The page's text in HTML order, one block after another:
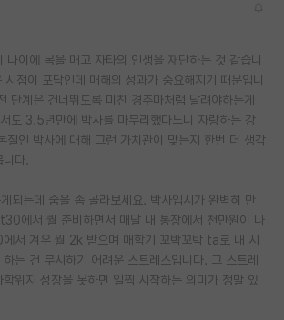
나이에 목을 매고 자타의 인생을 재단하는 것 같습니
점이 포닥인데 매해의 성과가 중요해지기 때문입니
단계은 건너뛰도록 미친 경주마처럼 달려야하는게
도 3.5년만에 박사를 마무리했다느니 자랑하는 강
질인 박사에 대해 그런 가치관이 맞는지 한번 더 생각
다.
되는데 숨을 좀 골라보세요. 박사입시가 완벽히 만
에서 퀄 준비하면서 매달 내 통장에서 천만원이 나
서 겨우 월 2k 받으며 매학기 꼬박꼬박 ta로 내 시
는 건 무시하기 어려운 스트레스입니다. 그 스트레
위지 성장을 못하면 일찍 시작하는 의미가 정말 있